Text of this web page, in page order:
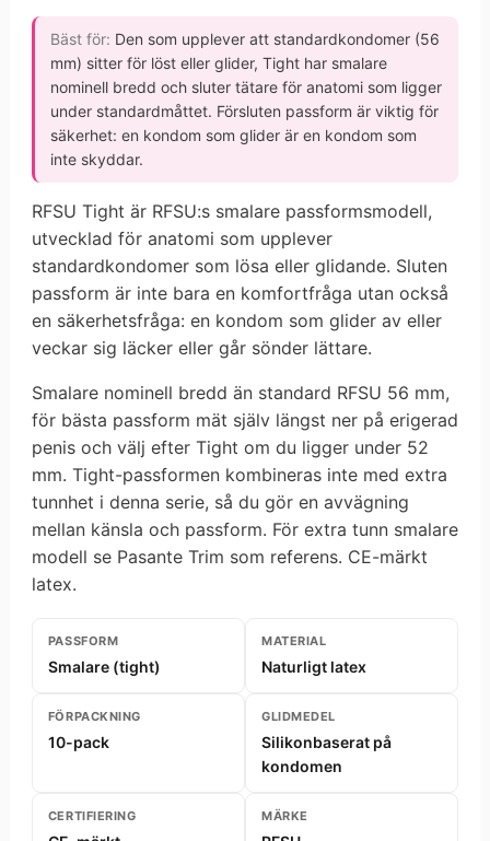
Bäst för: Den som upplever att standardkondomer (56
mm) sitter för löst eller glider, Tight har smalare
nominell bredd och sluter tätare för anatomi som ligger
under standardmåttet. Försluten passform är viktig för
säkerhet: en kondom som glider är en kondom som
inte skyddar.
RFSU Tight är RFSU:s smalare passformsmodell,
utvecklad för anatomi som upplever
standardkondomer som lösa eller glidande. Sluten
passform är inte bara en komfortfråga utan också
en säkerhetsfråga: en kondom som glider av eller
veckar sig läcker eller går sönder lättare.
Smalare nominell bredd än standard RFSU 56 mm,
för bästa passform mät själv längst ner på erigerad
penis och välj efter Tight om du ligger under 52
mm. Tight-passformen kombineras inte med extra
tunnhet i denna serie, så du gör en avvägning
mellan känsla och passform. För extra tunn smalare
modell se Pasante Trim som referens. CE-märkt
latex.
PASSFORM
Smalare (tight)
MATERIAL
Naturligt latex
FÖRPACKNING
10-pack
GLIDMEDEL
Silikonbaserat på
kondomen
CERTIFIERING MÄRKE